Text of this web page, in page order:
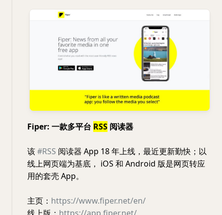
Fiper: 一款多平台 RSS 阅读器
该#RSS 阅读器 App 18 年上线，最近更新勤快；以
线上网页端为基底， iOS 和 Android 版是网页转应
用的套壳 App。
主页： https://www.fiper.net/en/